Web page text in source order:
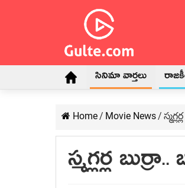
సినిమా వార్తలు
Home/ Movie News/
స్మగ్లర్ల